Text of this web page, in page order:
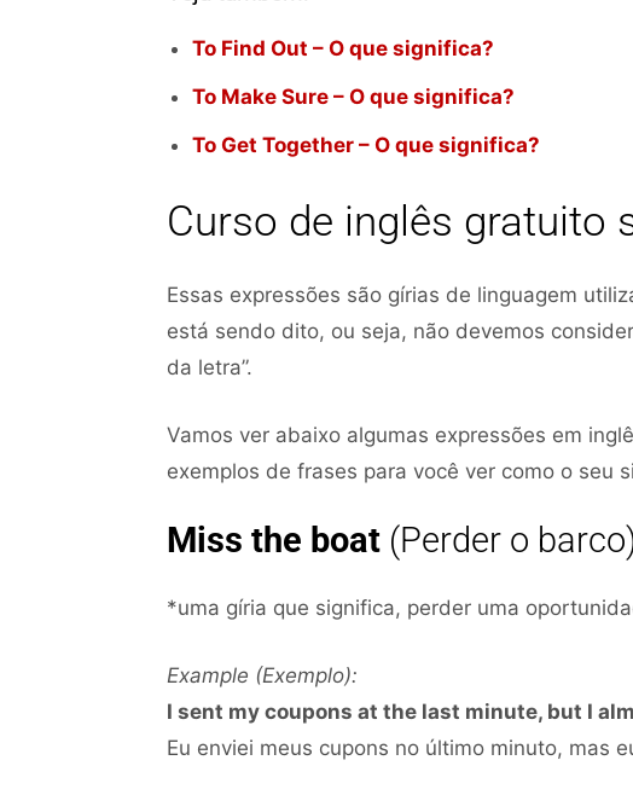
To Find Out – O que significa?
To Make Sure – O que significa?
To Get Together – O que significa?
Curso de inglês gratuito
Essas expressões são gírias de linguagem
está sendo dito, ou seja, não devemos
da letra”.
Vamos ver abaixo algumas expressões em
exemplos de frases para você ver como o seu
Miss the boat (Perder o
*uma gíria que significa, perder uma
Example (Exemplo):
I sent my coupons at the last minute, but I
Eu enviei meus cupons no último minuto, mas